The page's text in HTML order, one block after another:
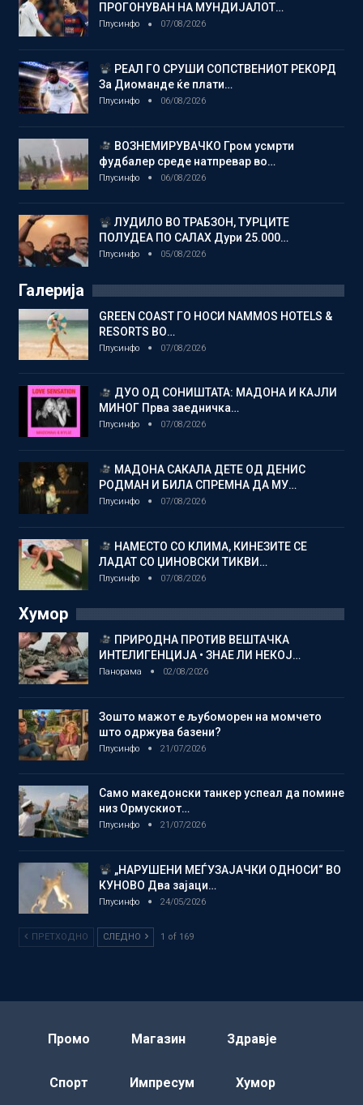
ПРОГОНУВАН НА МУНДИЈАЛОТ…
Плусинфо 07/08/2026
РЕАЛ ГО СРУШИ СОПСТВЕНИОТ РЕКОРД
За Диоманде ќе плати…
Плусинфо 06/08/2026
ВОЗНЕМИРУВАЧКО Гром усмрти
фудбалер среде натпревар во…
Плусинфо 06/08/2026
ЛУДИЛО ВО ТРАБЗОН, ТУРЦИТЕ
ПОЛУДЕА ПО САЛАХ Дури 25.000…
Плусинфо 05/08/2026
Галерија
GREEN COAST ГО НОСИ NAMMOS HOTELS &
RESORTS ВО…
Плусинфо 07/08/2026
ДУО ОД СОНИШТАТА: МАДОНА И КАЈЛИ
МИНОГ Прва заедничка…
Плусинфо 07/08/2026
МАДОНА САКАЛА ДЕТЕ ОД ДЕНИС
РОДМАН И БИЛА СПРЕМНА ДА МУ…
Плусинфо 07/08/2026
НАМЕСТО СО КЛИМА, КИНЕЗИТЕ СЕ
ЛАДАТ СО ЏИНОВСКИ ТИКВИ…
Плусинфо 07/08/2026
Хумор
ПРИРОДНА ПРОТИВ ВЕШТАЧКА
ИНТЕЛИГЕНЦИЈА • ЗНАЕ ЛИ НЕКОЈ…
Панорама 02/08/2026
Зошто мажот е љубоморен на момчето
што одржува базени?
Плусинфо 21/07/2026
Само македонски танкер успеал да помине
низ Ормускиот…
Плусинфо 21/07/2026
„НАРУШЕНИ МЕЃУЗАЈАЧКИ ОДНОСИ“ ВО
КУНОВО Два зајаци…
Плусинфо 24/05/2026
ПРЕТХОДНО СЛЕДНО 1 of 169
Промо Магазин Здравје
Спорт Импресум Хумор